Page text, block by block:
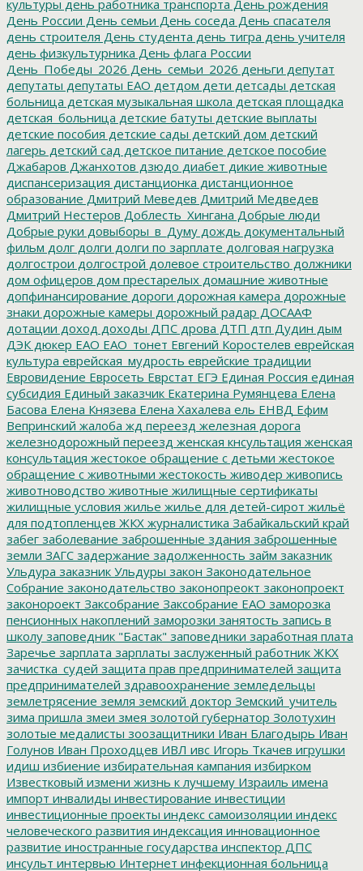
культуры день работника транспорта День рождения
День России День семьи День соседа День спасателя
день строителя День студента день тигра день учителя
день физкультурника День флага России
День_Победы_2026 День_семьи_2026 деньги депутат
депутаты депутаты ЕАО детдом дети детсады детская
больница детская музыкальная школа детская площадка
детская_больница детские батуты детские выплаты
детские пособия детские сады детский дом детский
лагерь детский сад детское питание детское пособие
Джабаров Джанхотов дзюдо диабет дикие животные
диспансеризация дистанционка дистанционное
образование Дмитрий Меведев Дмитрий Медведев
Дмитрий Нестеров Доблесть_Хингана Добрые люди
Добрые руки довыборы_в_Думу дождь документальный
фильм долг долги долги по зарплате долговая нагрузка
долгострои долгострой долевое строительство должники
дом офицеров дом престарелых домашние животные
допфинансирование дороги дорожная камера дорожные
знаки дорожные камеры дорожный радар ДОСААФ
дотации доход доходы ДПС дрова ДТП дтп Дудин дым
ДЭК дюкер ЕАО ЕАО_тонет Евгений Коростелев еврейская
культура еврейская_мудрость еврейские традиции
Евровидение Евросеть Еврстат ЕГЭ Единая Россия единая
субсидия Единый заказчик Екатерина Румянцева Елена
Басова Елена Князева Елена Хахалева ель ЕНВД Ефим
Вепринский жалоба жд переезд железная дорога
железнодорожный переезд женская кнсультация женская
консультация жестокое обращение с детьми жестокое
обращение с животными жестокость живодер живопись
животноводство животные жилищные сертификаты
жилищные условия жилье жилье для детей-сирот жильё
для подтопленцев ЖКХ журналистика Забайкальский край
забег заболевание заброшенные здания заброшенные
земли ЗАГС задержание задолженность займ заказник
Ульдура заказник Ульдуры закон Законодательное
Собрание законодательство законопреокт законопроект
законороект Заксобрание Заксобрание ЕАО заморозка
пенсионных накоплений заморозки занятость запись в
школу заповедник "Бастак" заповедники заработная плата
Заречье зарплата зарплаты заслуженный работник ЖКХ
зачистка_судей защита прав предпринимателей защита
предпринимателей здравоохранение земледельцы
землетрясение земля земский доктор Земский_учитель
зима пришла змеи змея золотой губернатор Золотухин
золотые медалисты зоозащитники Иван Благодырь Иван
Голунов Иван Проходцев ИВЛ ивс Игорь Ткачев игрушки
идиш избиение избирательная кампания избирком
Известковый измени жизнь к лучшему Израиль имена
импорт инвалиды инвестирование инвестиции
инвестиционные проекты индекс самоизоляции индекс
человеческого развития индексация инновационное
развитие иностранные государства инспектор ДПС
инсульт интервью Интернет инфекционная больница